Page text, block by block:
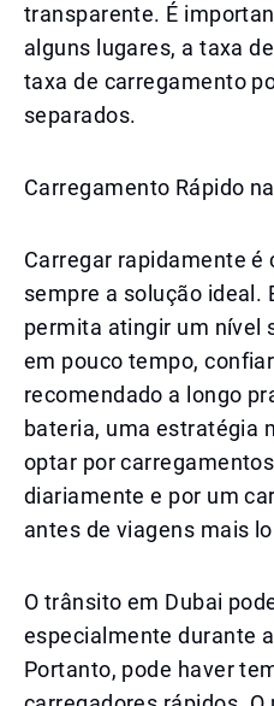
transparente. É
alguns lugares, a taxa
taxa de carregamento
separados.
Carregamento Rápido
Carregar rapidamente é
sempre a solução ideal.
permita atingir um nível
em pouco tempo,
recomendado a longo
bateria, uma estratégia
optar por
diariamente e por um
antes de viagens mais
O trânsito em Dubai
especialmente durante
Portanto, pode haver